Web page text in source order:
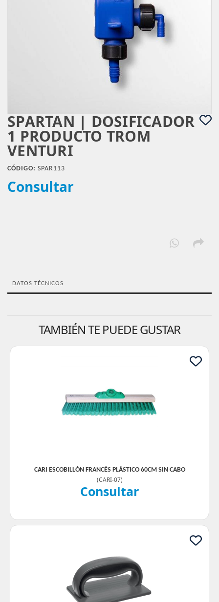
SPARTAN | DOSIFICADOR
1 PRODUCTO TROM
VENTURI
CÓDIGO: SPAR113
Consultar
DATOS TÉCNICOS
TAMBIÉN TE PUEDE GUSTAR
CARI ESCOBILLÓN FRANCÉS PLÁSTICO 60CM SIN CABO
(CARI-07)
Consultar